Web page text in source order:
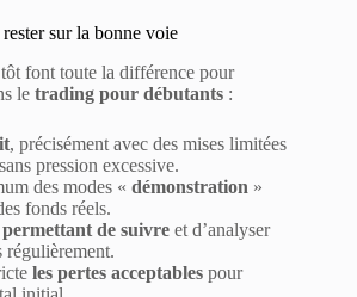
sur la bonne voie
font toute la différence pour
le trading pour débutants :
, précisément avec des mises limitées
pression excessive.
des modes « démonstration »
fonds réels.
de suivre et d’analyser
régulièrement.
les pertes acceptables pour